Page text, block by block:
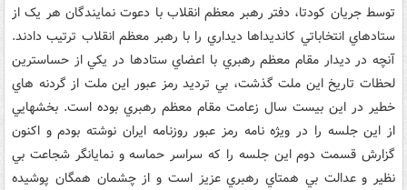
توسط جريان کودتا، دفتر رهبر معظم انقلاب با دعوت نمايندگان هر يک از
ستادهاي انتخاباتي کانديداها ديداري را با رهبر معظم انقلاب ترتيب دادند.
آنچه در ديدار مقام معظم رهبري با اعضاي ستادها در يکي از حساسترين
لحظات تاريخ اين ملت گذشت، بي ترديد رمز عبور اين ملت از گردنه هاي
خطير در اين بيست سال زعامت مقام معظم رهبري بوده است. بخشهايي
از اين جلسه را در ويژه نامه رمز عبور روزنامه ايران نوشته بودم و اکنون
گزارش قسمت دوم اين جلسه را که سراسر حماسه و نمايانگر شجاعت بي
نظير و عدالت بي همتاي رهبري عزيز است و از چشمان همگان پوشيده